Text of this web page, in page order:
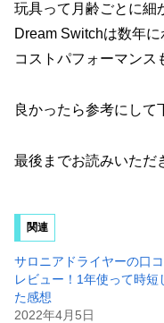
玩具って月齢ごとに細
Dream Switchは数年
コストパフォーマンス
良かったら参考にして
最後までお読みいただ
関連
サロニアドライヤーの口コ
レビュー！1年使って時短
た感想
2022年4月5日